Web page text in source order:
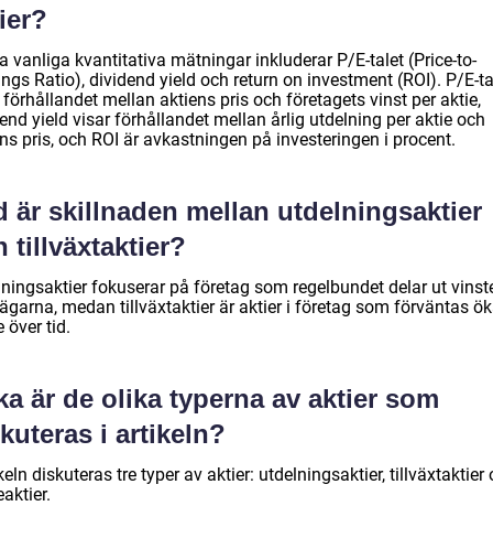
vanliga kvantitativa mätningar inkluderar P/E-talet (Price-to-
Ratio), dividend yield och return on investment (ROI). P/E-
mellan aktiens pris och företagets vinst per aktie,
yield visar förhållandet mellan årlig utdelning per aktie och
pris, och ROI är avkastningen på investeringen i procent.
är skillnaden mellan utdelningsaktier
tillväxtaktier?
fokuserar på företag som regelbundet delar ut
medan tillväxtaktier är aktier i företag som förväntas
över tid.
är de olika typerna av aktier som
i artikeln?
diskuteras tre typer av aktier: utdelningsaktier, tillväxtaktier